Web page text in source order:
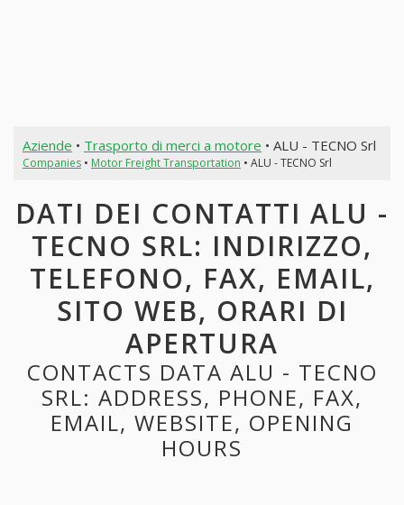
Aziende • Trasporto di merci a motore • ALU - TECNO Srl
Companies• Motor Freight Transportation • ALU - TECNO Srl
DATI DEI CONTATTI ALU -
TECNO SRL: INDIRIZZO,
TELEFONO, FAX, EMAIL,
SITO WEB, ORARI DI
APERTURA
CONTACTS DATA ALU - TECNO
SRL: ADDRESS, PHONE, FAX,
EMAIL, WEBSITE, OPENING
HOURS